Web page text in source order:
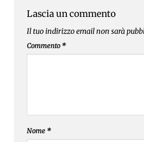
Lascia un commento
Il tuo indirizzo email non sarà
Commento*
Nome *